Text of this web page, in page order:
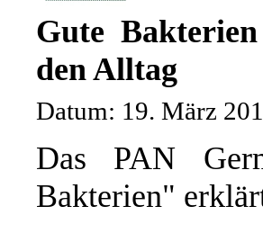
Gute
den Alltag
Datum: 19. März
Das PAN
Bakterien"